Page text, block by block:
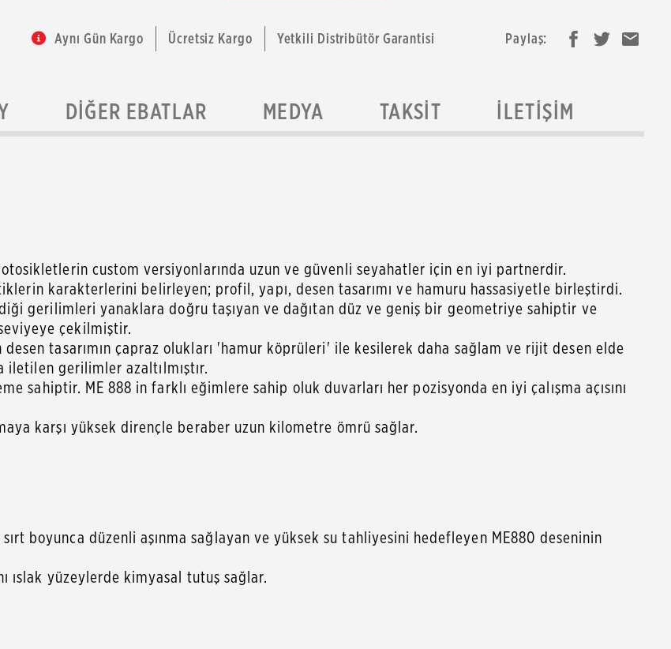
Aynı Gün Kargo Ücretsiz Kargo Yetkili Distribütör Garantisi Paylaş:
DIĞER EBATLAR MEDYA TAKSIT İLETIŞIM
custom versiyonlarında uzun ve güvenli seyahatler için en iyi partnerdir.
karakterlerini belirleyen; profil, yapı, desen tasarımı ve hamuru hassasiyetle birleştirdi.
gerilimleri yanaklara doğru taşıyan ve dağıtan düz ve geniş bir geometriye sahiptir ve
çekilmiştir.
tasarımın çapraz olukları 'hamur köprüleri' ile kesilerek daha sağlam ve rijit desen elde
gerilimler azaltılmıştır.
sahiptir. ME 888 in farklı eğimlere sahip oluk duvarları her pozisyonda en iyi çalışma açısını
karşı yüksek dirençle beraber uzun kilometre ömrü sağlar.
sırt boyunca düzenli aşınma sağlayan ve yüksek su tahliyesini hedefleyen ME880 deseninin
ıslak yüzeylerde kimyasal tutuş sağlar.